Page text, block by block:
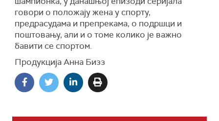
говори о положају жена у спорту,
предрасудама и препрекама, о подршци и
поштовању, али и о томе колико је важно
бавити се спортом.
Продукција Анна Бизз